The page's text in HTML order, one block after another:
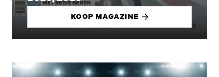
KOOP MAGAZINE